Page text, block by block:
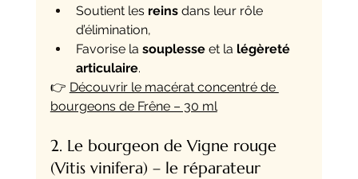
Soutient les reins dans leur rôle
d’élimination,
Favorise la souplesse et la légèreté
articulaire.
👉 Découvrir le macérat concentré de
bourgeons de Frêne – 30 ml
2. Le bourgeon de Vigne rouge
(Vitis vinifera) – le réparateur